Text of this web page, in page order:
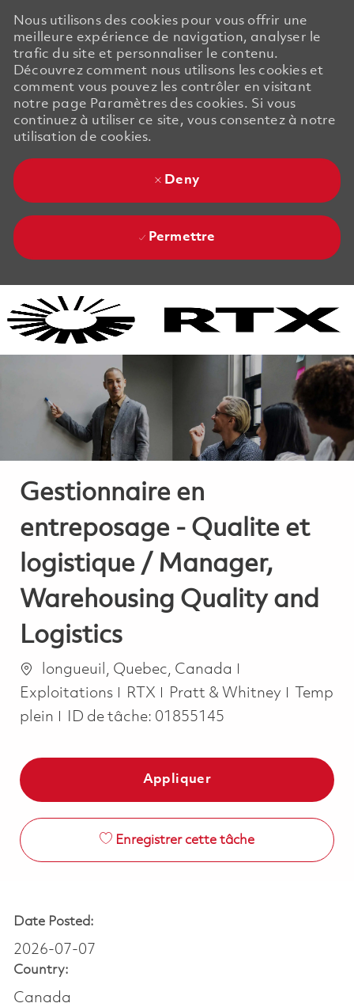
Nous utilisons des cookies pour vous offrir une
meilleure expérience de navigation, analyser le
trafic du site et personnaliser le contenu.
Découvrez comment nous utilisons les cookies et
comment vous pouvez les contrôler en visitant
notre page Paramètres des cookies. Si vous
continuez à utiliser ce site, vous consentez à notre
utilisation de cookies.
Deny
Permettre
Gestionnaire en
entreposage - Qualite et
logistique / Manager,
Warehousing Quality and
Logistics
Emplacement
longueuil, Quebec, Canada
Exploitations
RTX Pratt & Whitney Job
Temp
plein
ID de tâche: 01855145
Appliquer
Enregistrer cette tâche
Date Posted:
2026-07-07
Country:
Canada